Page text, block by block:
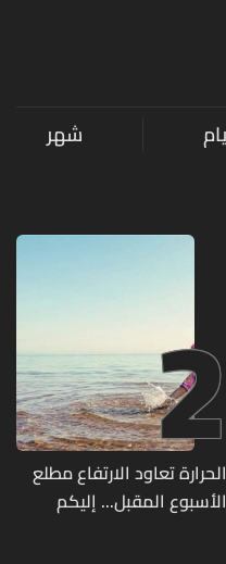
شهر
2
الحرارة تعاود الارتفاع مطلع
الأسبوع المقبل... إليكم